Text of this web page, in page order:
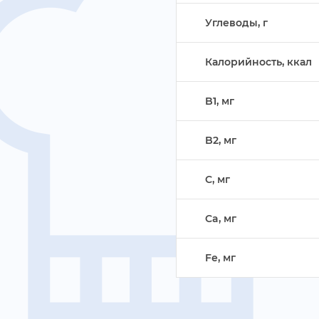
Углеводы,
Калорийность, ккал
B1, м
B2, м
C, м
Ca, м
Fe, м